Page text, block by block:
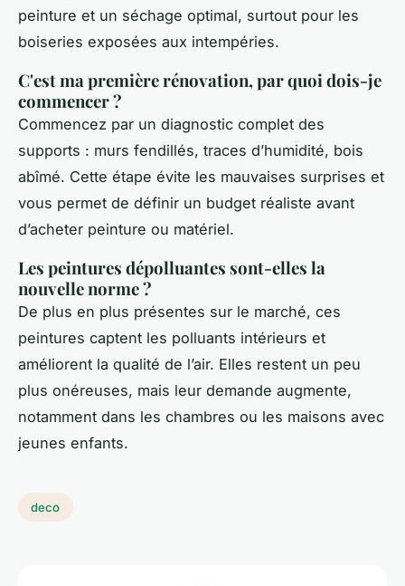
peinture et un séchage optimal, surtout pour les
boiseries exposées aux intempéries.
C'est ma première rénovation, par quoi dois-je
commencer ?
Commencez par un diagnostic complet des
supports : murs fendillés, traces d’humidité, bois
abîmé. Cette étape évite les mauvaises surprises et
vous permet de définir un budget réaliste avant
d’acheter peinture ou matériel.
Les peintures dépolluantes sont-elles la
nouvelle norme ?
De plus en plus présentes sur le marché, ces
peintures captent les polluants intérieurs et
améliorent la qualité de l’air. Elles restent un peu
plus onéreuses, mais leur demande augmente,
notamment dans les chambres ou les maisons avec
jeunes enfants.
deco